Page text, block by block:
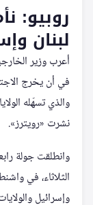
روبيو:
لبنان
أعرب وزير
في أن يخرج
والذي تسهّله
نشرت «رويترز».
وانطلقت جولة
الثلاثاء، في
وإسرائيل